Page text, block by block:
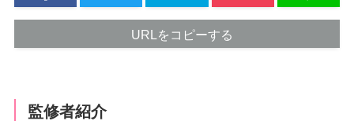
URLをコピーする
監修者紹介